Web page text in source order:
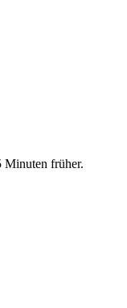
Minuten früher.